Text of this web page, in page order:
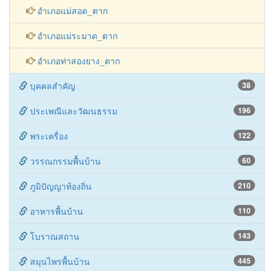
อำเภอสามเงา_ตาก
อำเภอแม่สอด_ตาก
อำเภอแม่ระมาด_ตาก
อำเภอท่าสองยาง_ตาก
38
บุคคลสำคัญ
196
ประเพณีและวัฒนธรรม
122
พระเครื่อง
60
วรรณกรรมพื้นบ้าน
210
ภูมิปัญญาท้องถิ่น
110
อาหารพื้นบ้าน
143
โบราณสถาน